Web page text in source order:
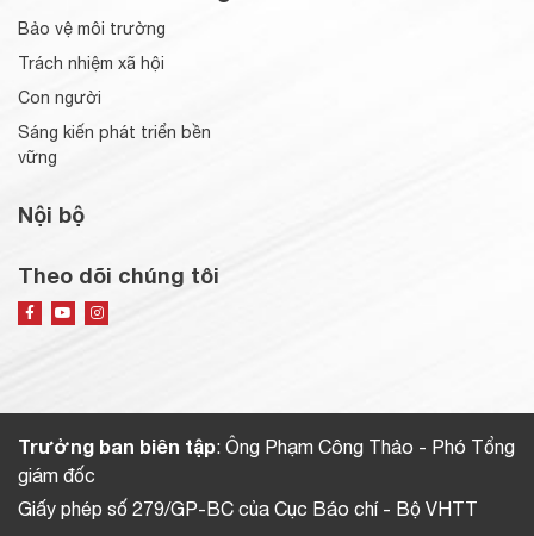
Bảo vệ môi trường
Trách nhiệm xã hội
Con người
Sáng kiến phát triển bền
vững
Nội bộ
Theo dõi chúng tôi
Trưởng ban biên tập: Ông Phạm Công Thảo - Phó Tổng
giám đốc
Giấy phép số 279/GP-BC của Cục Báo chí - Bộ VHTT